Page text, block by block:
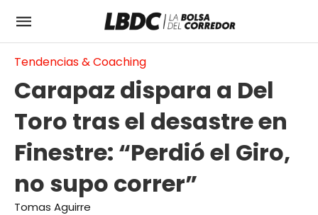
Tendencias & Coaching
Carapaz dispara a Del
Toro tras el desastre en
Finestre: “Perdió el Giro,
no supo correr”
Tomas Aguirre